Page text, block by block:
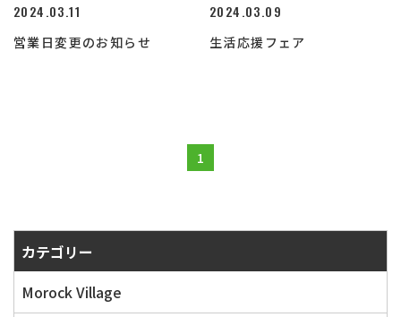
2024.03.11
営業日変更のお知らせ
2024.03.09
生活応援フェア
1
カテゴリー
Morock Village